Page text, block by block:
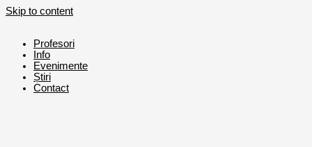
Skip to content
Profesori
Info
Evenimente
Știri
Contact